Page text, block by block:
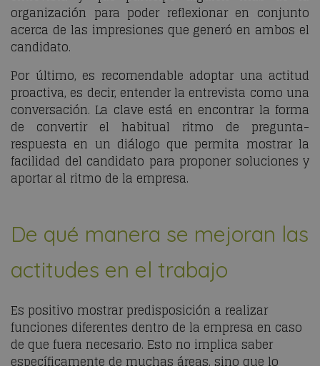
organización para poder reflexionar en conjunto
acerca de las impresiones que generó en ambos el
candidato.
Por último, es recomendable adoptar una actitud
proactiva, es decir, entender la entrevista como una
conversación. La clave está en encontrar la forma
de convertir el habitual ritmo de pregunta-
respuesta en un diálogo que permita mostrar la
facilidad del candidato para proponer soluciones y
aportar al ritmo de la empresa.
De qué manera se mejoran las
actitudes en el trabajo
Es positivo mostrar predisposición a realizar
funciones diferentes dentro de la empresa en caso
de que fuera necesario. Esto no implica saber